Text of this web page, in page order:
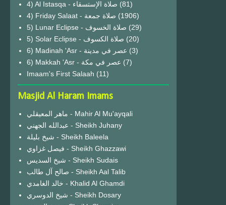
4) Al Istasqa - صلاة الإستسقاء (81)
4) Friday Salaat - صلاة جمعة (1906)
5) Lunar Eclipse - صلاة الخسوف (29)
(20)
6) Madinah 'Asr - عصر في مدينة (3)
6) Makkah 'Asr - عصر في مكة (7)
Imaam's First Salaah (11)
Masjid Al Haram Imams
ماهر المعيقلي - Mahir Al Mu'ayqali
عبدالله الجهني - Sheikh Juhany
شيخ بليلة - Sheikh Baleela
فيصل غزاوي - Sheikh Ghazzawi
شيخ السديس - Sheikh Sudais
صالح آل طالب - Sheikh Aal Talib
خالد الغامدي - Khalid Al Ghamdi
شيخ الدوسري - Sheikh Dosary